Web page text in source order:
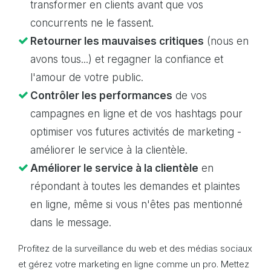
transformer en clients avant que vos
concurrents ne le fassent.
Retourner les mauvaises critiques (nous en
avons tous...) et regagner la confiance et
l'amour de votre public.
Contrôler les performances de vos
campagnes en ligne et de vos hashtags pour
optimiser vos futures activités de marketing -
améliorer le service à la clientèle.
Améliorer le service à la clientèle en
répondant à toutes les demandes et plaintes
en ligne, même si vous n'êtes pas mentionné
dans le message.
Profitez de la surveillance du web et des médias sociaux
et gérez votre marketing en ligne comme un pro. Mettez